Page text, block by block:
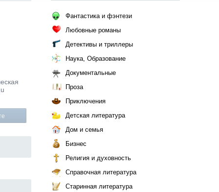
Фантастика и фэнтези
Любовные романы
Детективы и триллеры
Наука, Образование
Документальные
Проза
Приключения
Детская литература
Дом и семья
Бизнес
Религия и духовность
Справочная литература
Старинная литература